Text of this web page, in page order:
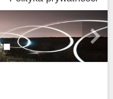
Next